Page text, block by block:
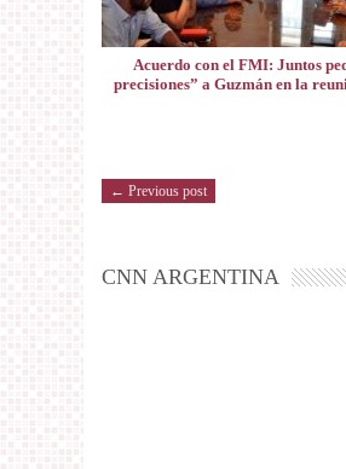
Acuerdo con el FMI: Juntos
precisiones” a Guzmán en la
← Previous post
CNN ARGENTINA